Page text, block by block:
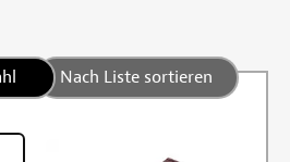
Nach Liste sortieren